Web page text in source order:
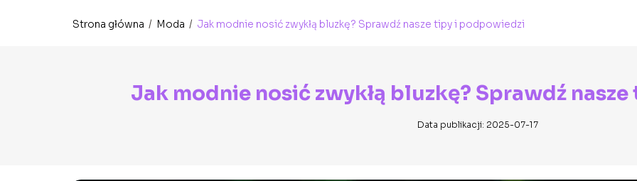
Strona główna / Moda / Jak modnie nosić zwykłą bluzkę? Sprawdź nasze tipy i podpowiedzi
Jak modnie nosić zwykłą bluzkę? Sprawdź
Data publikacji: 2025-07-17